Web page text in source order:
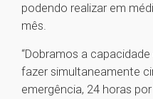
podendo realizar em
mês.
“Dobramos a
fazer simultaneamente
emergência, 24 horas